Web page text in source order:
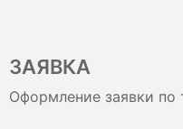
ЗАЯВКА
Оформление заявки по